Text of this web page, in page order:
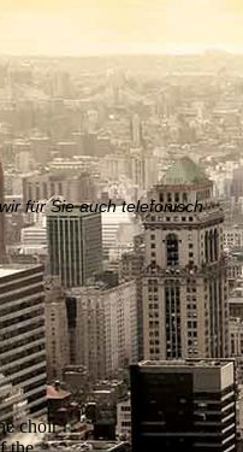
für Sie auch telefonisch